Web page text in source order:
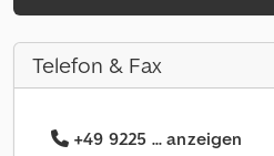
Telefon & Fax
+49 9225 ... anzeigen